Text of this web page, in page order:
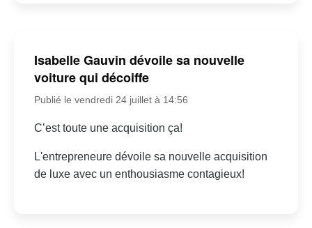
Isabelle Gauvin dévoile sa nouvelle
voiture qui décoiffe
Publié le vendredi 24 juillet à 14:56
C’est toute une acquisition ça!
L'entrepreneure dévoile sa nouvelle acquisition
de luxe avec un enthousiasme contagieux!